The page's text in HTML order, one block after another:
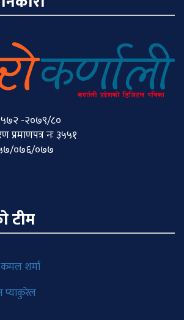
-२०७९/८०
नः ३५५१
०७६/०७७
टीम
कमल शर्मा